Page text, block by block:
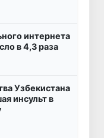
интернета
в 4,3 раза
Узбекистана
инсульт в